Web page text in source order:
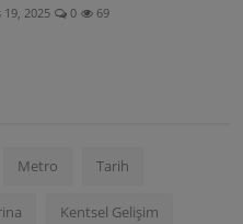
19, 2025 0 69
Metro Tarih
Kentsel Gelişim